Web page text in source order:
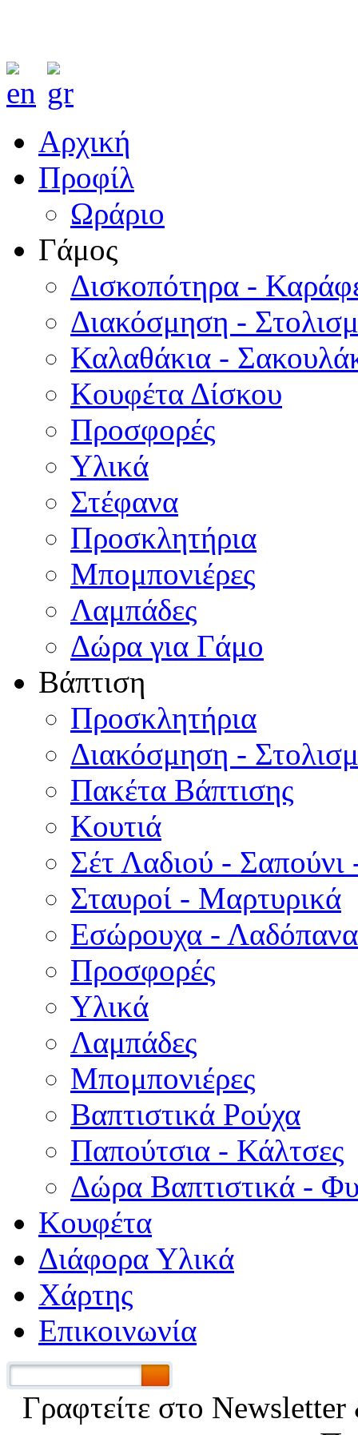
Αρχική
Προφίλ
Ωράριο
Γάμος
Δισκοπότηρα -
Διακόσμηση -
Καλαθάκια -
Κουφέτα Δίσκου
Προσφορές
Υλικά
Στέφανα
Προσκλητήρια
Μπομπονιέρες
Λαμπάδες
Δώρα για Γάμο
Βάπτιση
Προσκλητήρια
Διακόσμηση -
Πακέτα Βάπτισης
Κουτιά
Σέτ Λαδιού - Σαπούνι
Σταυροί - Μαρτυρικά
Εσώρουχα -
Προσφορές
Υλικά
Λαμπάδες
Μπομπονιέρες
Βαπτιστικά Ρούχα
Παπούτσια - Κάλτσες
Δώρα Βαπτιστικά -
Κουφέτα
Διάφορα Υλικά
Χάρτης
Επικοινωνία
Γραφτείτε στο Νewsletter